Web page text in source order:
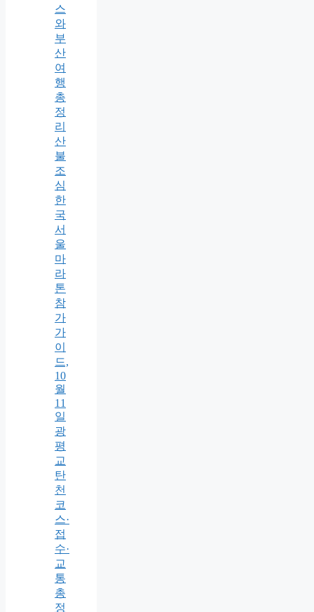
스
와
부
산
여
행
총
정
리
산
불
조
심
한
국
서
울
마
라
톤
참
가
가
이
드,
10
월
11
일
광
평
교
탄
천
코
스·
접
수·
교
통
총
정